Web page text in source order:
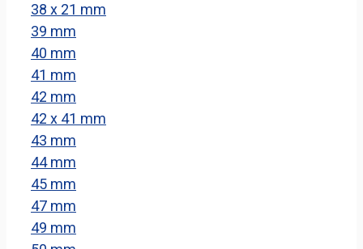
38 x 21 mm
39 mm
40 mm
41 mm
42 mm
42 x 41 mm
43 mm
44 mm
45 mm
47 mm
49 mm